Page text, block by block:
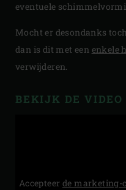
eventuele
Mocht er desondanks
dan is dit met een enkele
verwijderen.
BEKIJK DE VIDEO
Accepteer de marketing-